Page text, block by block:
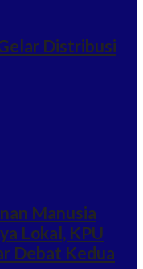
Distribusi
Manusia
Lokal, KPU
Debat Kedua